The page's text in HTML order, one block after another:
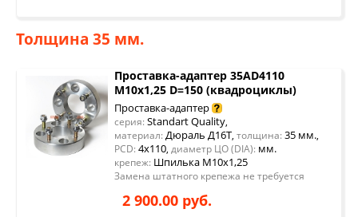
Толщина 35 мм.
Проставка-адаптер 35AD4110
М10х1,25 D=150 (квадроциклы)
Проставка-адаптер
серия: Standart Quality,
материал: Дюраль Д16Т, толщина: 35 мм.,
PCD: 4x110, диаметр ЦО (DIA): мм.
крепеж: Шпилька М10х1,25
Замена штатного крепежа не требуется
2 900.00 руб.